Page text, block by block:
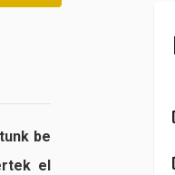
be
el